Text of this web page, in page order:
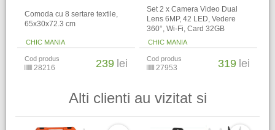
Comoda cu 8 sertare textile,
65x30x72.3 cm
CHIC MANIA
Cod produs
28216 239 lei
Set 2 x Camera Video Dual
Lens 6MP, 42 LED, Vedere
360°, Wi-Fi, Card 32GB
CHIC MANIA
Cod produs
27953 319 lei
Alti clienti au vizitat si